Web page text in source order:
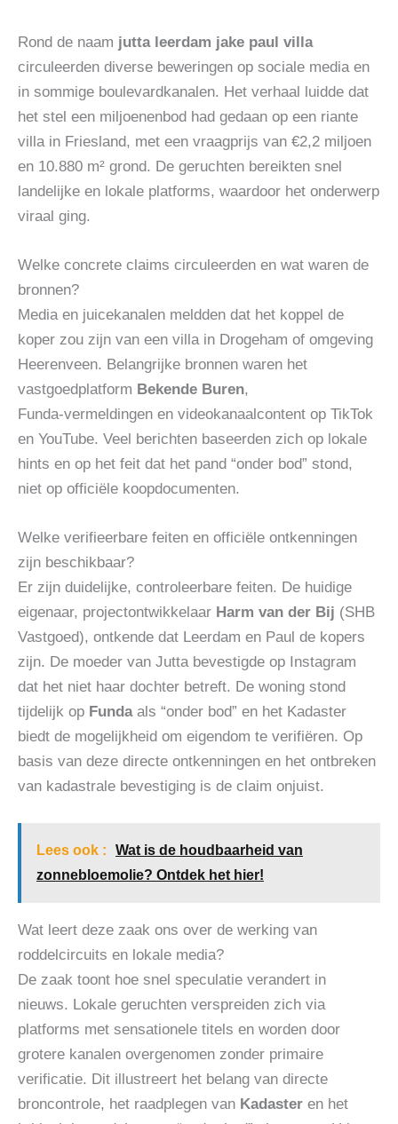
Rond de naam jutta leerdam jake paul villa
circuleerden diverse beweringen op sociale media en
in sommige boulevardkanalen. Het verhaal luidde dat
het stel een miljoenenbod had gedaan op een riante
villa in Friesland, met een vraagprijs van €2,2 miljoen
en 10.880 m² grond. De geruchten bereikten snel
landelijke en lokale platforms, waardoor het onderwerp
viraal ging.
Welke concrete claims circuleerden en wat waren de
bronnen?
Media en juicekanalen meldden dat het koppel de
koper zou zijn van een villa in Drogeham of omgeving
Heerenveen. Belangrijke bronnen waren het
vastgoedplatform Bekende Buren,
Funda‑vermeldingen en videokanaalcontent op TikTok
en YouTube. Veel berichten baseerden zich op lokale
hints en op het feit dat het pand “onder bod” stond,
niet op officiële koopdocumenten.
Welke verifieerbare feiten en officiële ontkenningen
zijn beschikbaar?
Er zijn duidelijke, controleerbare feiten. De huidige
eigenaar, projectontwikkelaar Harm van der Bij (SHB
Vastgoed), ontkende dat Leerdam en Paul de kopers
zijn. De moeder van Jutta bevestigde op Instagram
dat het niet haar dochter betreft. De woning stond
tijdelijk op Fundaals “onder bod” en het Kadaster
biedt de mogelijkheid om eigendom te verifiëren. Op
basis van deze directe ontkenningen en het ontbreken
van kadastrale bevestiging is de claim onjuist.
Lees ook :
Wat is de houdbaarheid van
zonnebloemolie? Ontdek het hier!
Wat leert deze zaak ons over de werking van
roddelcircuits en lokale media?
De zaak toont hoe snel speculatie verandert in
nieuws. Lokale geruchten verspreiden zich via
platforms met sensationele titels en worden door
grotere kanalen overgenomen zonder primaire
verificatie. Dit illustreert het belang van directe
broncontrole, het raadplegen van Kadaster en het